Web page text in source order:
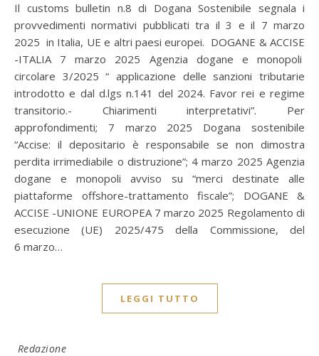
Il customs bulletin n.8 di Dogana Sostenibile segnala i
provvedimenti normativi pubblicati tra il 3 e il 7 marzo
2025 in Italia, UE e altri paesi europei. DOGANE & ACCISE
-ITALIA 7 marzo 2025 Agenzia dogane e monopoli
circolare 3/2025 “ applicazione delle sanzioni tributarie
introdotto e dal d.lgs n.141 del 2024. Favor rei e regime
transitorio.- Chiarimenti interpretativi”. Per
approfondimenti; 7 marzo 2025 Dogana sostenibile
“Accise: il depositario è responsabile se non dimostra
perdita irrimediabile o distruzione”; 4 marzo 2025 Agenzia
dogane e monopoli avviso su “merci destinate alle
piattaforme offshore-trattamento fiscale”; DOGANE &
ACCISE -UNIONE EUROPEA 7 marzo 2025 Regolamento di
esecuzione (UE) 2025/475 della Commissione, del
6 marzo…
LEGGI TUTTO
Redazione